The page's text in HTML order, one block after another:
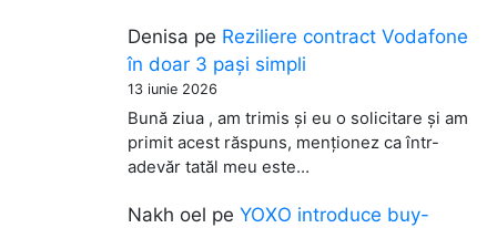
Denisa pe Reziliere contract Vodafone
în doar 3 pași simpli
13 iunie 2026
Bună ziua , am trimis și eu o solicitare și am
primit acest răspuns, menționez ca într-
adevăr tatăl meu este…
Nakh oel peYOXO introduce buy-